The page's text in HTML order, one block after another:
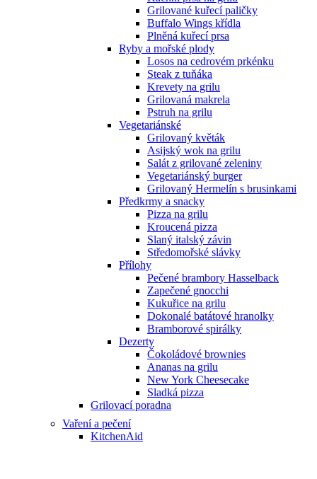
Grilované kuřecí paličky
Buffalo Wings křídla
Plněná kuřecí prsa
Ryby a mořské plody
Losos na cedrovém prkénku
Steak z tuňáka
Krevety na grilu
Grilovaná makrela
Pstruh na grilu
Vegetariánské
Grilovaný květák
Asijský wok na grilu
Salát z grilované zeleniny
Vegetariánský burger
Grilovaný Hermelín s brusinkami
Předkrmy a snacky
Pizza na grilu
Kroucená pizza
Slaný italský závin
Středomořské slávky
Přílohy
Pečené brambory Hasselback
Zapečené gnocchi
Kukuřice na grilu
Dokonalé batátové hranolky
Bramborové spirálky
Dezerty
Čokoládové brownies
Ananas na grilu
New York Cheesecake
Sladká pizza
Grilovací poradna
Vaření a pečení
KitchenAid